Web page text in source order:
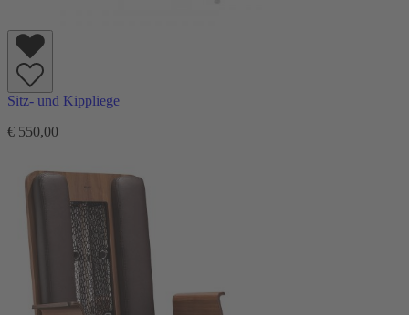
Sitz- und Kippliege
€ 550,00